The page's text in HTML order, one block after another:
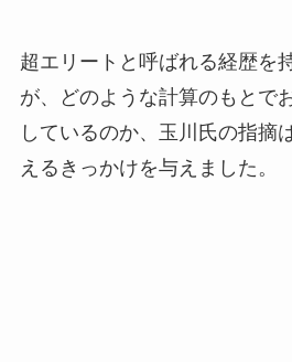
超エリートと呼ばれる経歴を
が、どのような計算のもとで
しているのか、玉川氏の指摘
えるきっかけを与えました。